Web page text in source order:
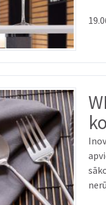
nerūsējošā